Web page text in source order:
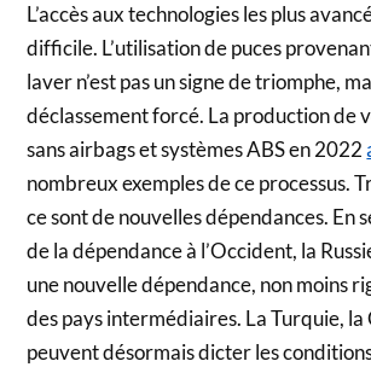
L’accès aux technologies les plus
difficile. L’utilisation de puces
laver n’est pas un signe de triomphe,
déclassement forcé. La production de
sans airbags et systèmes ABS en 2022
nombreux exemples de ce processus.
ce sont de nouvelles dépendances. En
de la dépendance à l’Occident, la
une nouvelle dépendance, non moins
des pays intermédiaires. La Turquie, la
peuvent désormais dicter les